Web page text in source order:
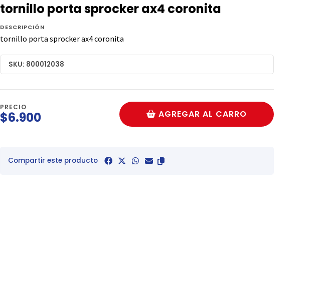
tornillo porta sprocker ax4 coronita
DESCRIPCIÓN
tornillo porta sprocker ax4 coronita
SKU: 800012038
PRECIO
$6.900 AGREGAR AL CARRO
Compartir este producto